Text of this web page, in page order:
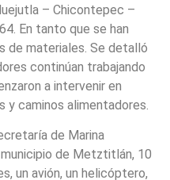
– Chicontepec –
En tanto que se han
de materiales. Se detalló
continúan trabajando
a intervenir en
y caminos alimentadores.
de Marina
de Metztitlán, 10
un avión, un helicóptero,